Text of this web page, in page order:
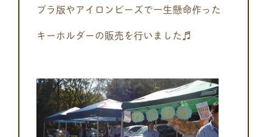
プラ版やアイロンビーズで一生懸命作った
キーホルダーの販売を行いました♬